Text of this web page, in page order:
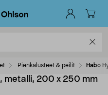
Pienkalusteet & peilit Habo
metalli, 200 x 250 mm